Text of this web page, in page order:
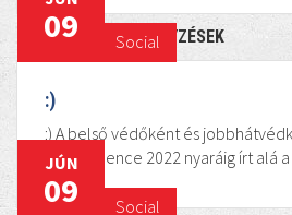
KAPCSOLÓDÓ BEJEGYZÉSEK
Social
09
:)
:) A belső védőként és
Molnár Bence 2022 nyaráig írt alá
Social
JÚN
09